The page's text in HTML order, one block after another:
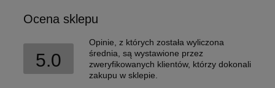
Ocena sklepu
5.0
Opinie, z których została wyliczona
średnia, są wystawione przez
zweryfikowanych klientów, którzy dokonali
zakupu w sklepie.